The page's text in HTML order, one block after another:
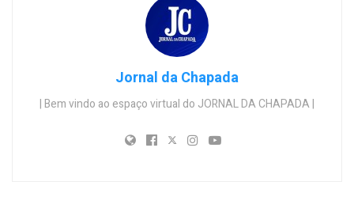
Jornal da Chapada
| Bem vindo ao espaço virtual do JORNAL DA CHAPADA |